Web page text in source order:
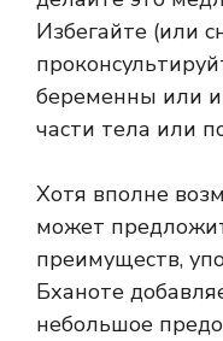
Избегайте (или
беременны или
части тела или
Хотя вполне
может
преимуществ,
Бханоте
небольшое